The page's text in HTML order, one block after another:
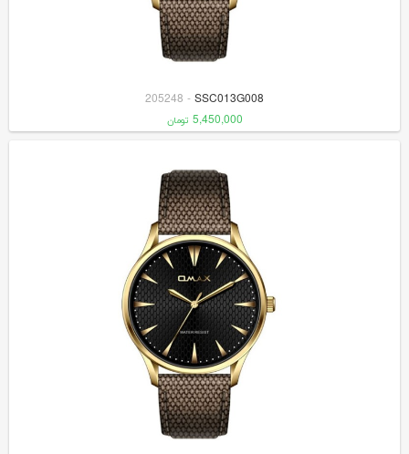
SSC013G008
-
205248
5,450,000 تومان